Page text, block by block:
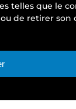
telles que le
de retirer
avec les
de